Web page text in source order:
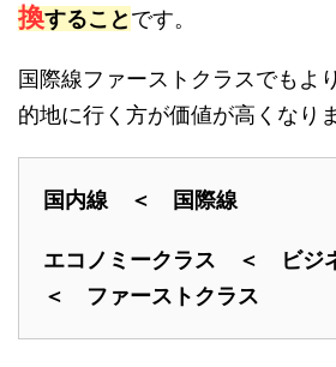
換することです。
国際線ファーストクラスでもよ
的地に行く方が価値が高くなりま
国内線 ＜ 国際線
エコノミークラス ＜ ビジ
＜ ファーストクラス